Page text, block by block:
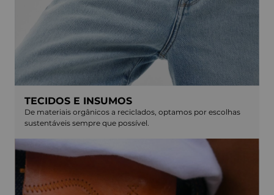
TECIDOS E INSUMOS
De materiais orgânicos a reciclados, optamos por escolhas
sustentáveis sempre que possível.